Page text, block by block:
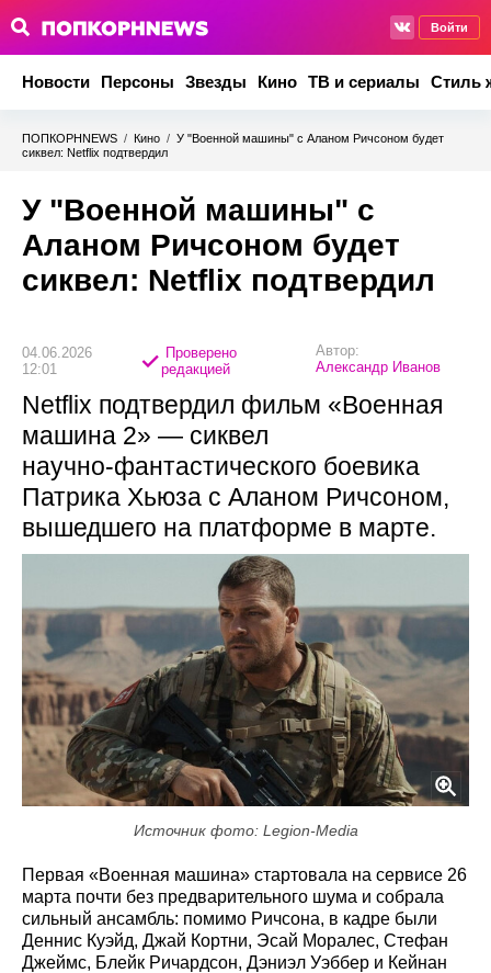
Войти
Новости Персоны Звезды Кино ТВ и сериалы Стиль
ПОПКОРНNEWS / Кино / У "Военной машины" с Аланом Ричсоном будет
сиквел: Netflix подтвердил
У "Военной машины" с
Аланом Ричсоном будет
сиквел: Netflix подтвердил
04.06.2026
12:01
Проверено
редакцией
Автор:
Александр Иванов
Netflix подтвердил фильм «Военная
машина 2» — сиквел
научно‑фантастического боевика
Патрика Хьюза с Аланом Ричсоном,
вышедшего на платформе в марте.
Источник фото: Legion-Media
Первая «Военная машина» стартовала на сервисе 26
марта почти без предварительного шума и собрала
сильный ансамбль: помимо Ричсона, в кадре были
Деннис Куэйд, Джай Кортни, Эсай Моралес, Стефан
Джеймс, Блейк Ричардсон, Дэниэл Уэббер и Кейнан